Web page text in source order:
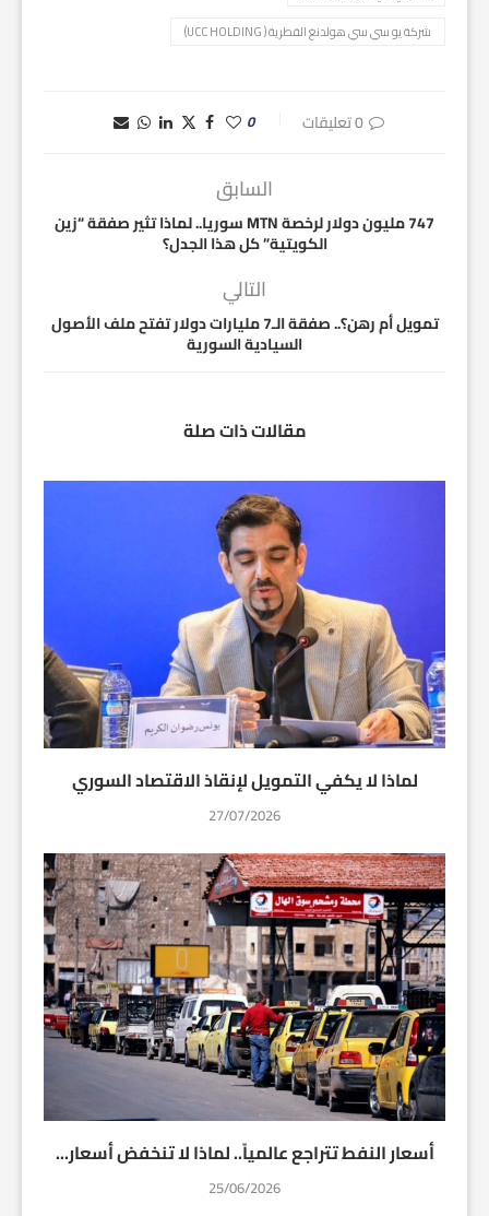
شركة يو سي سي هولدنغ القطرية ( UCC HOLDING)
0 تعليقات 0
السابق
747 مليون دولار لرخصة MTN سوريا.. لماذا تثير صفقة “زين
الكويتية” كل هذا الجدل؟
التالي
تمويل أم رهن؟.. صفقة الـ7 مليارات دولار تفتح ملف الأصول
السيادية السورية
مقالات ذات صلة
لماذا لا يكفي التمويل لإنقاذ الاقتصاد السوري
27/07/2026
أسعار النفط تتراجع عالمياً.. لماذا لا تنخفض أسعار...
25/06/2026